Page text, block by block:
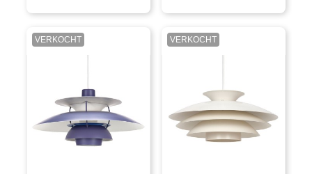
VERKOCHT VERKOCHT